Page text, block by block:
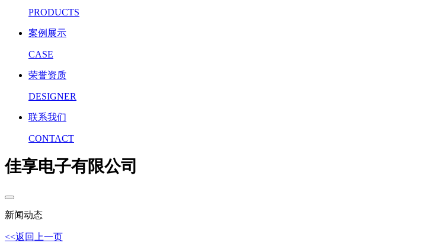
PRODUCTS
案例展示
CASE
荣誉资质
DESIGNER
联系我们
CONTACT
佳享电子有限公司
新闻动态
<<返回上一页